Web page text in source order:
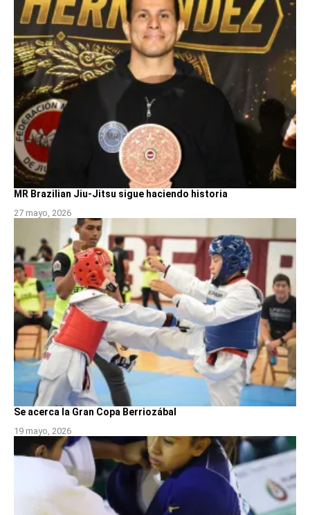
MR Brazilian Jiu-Jitsu sigue haciendo historia
27 mayo, 2026
Se acerca la Gran Copa Berriozábal
19 mayo, 2026